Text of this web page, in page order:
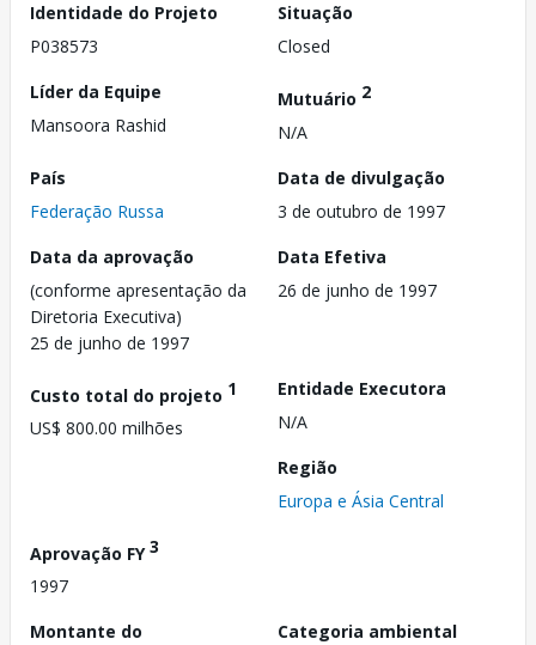
Identidade do Projeto
P038573
Situação
Closed
Líder da Equipe
Mansoora Rashid
Mutuário 2
N/A
País
Federação Russa
Data de divulgação
3 de outubro de 1997
Data da aprovação
(conforme apresentação da
Diretoria Executiva)
25 de junho de 1997
Data Efetiva
26 de junho de 1997
Custo total do projeto 1
US$ 800.00 milhões
Entidade Executora
N/A
Região
Europa e Ásia Central
Aprovação FY3
1997
Montante do
Categoria ambiental